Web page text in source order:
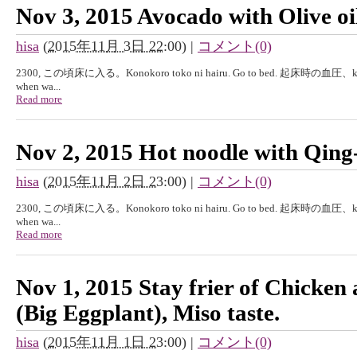
Nov 3, 2015 Avocado with Olive
hisa (2015年11月 3日 22:00) | コメント(0)
2300, この頃床に入る。Konokoro toko ni hairu. Go to bed. 起床時の血圧、
when wa...
Read more
Nov 2, 2015 Hot noodle with
hisa (2015年11月 2日 23:00) | コメント(0)
2300, この頃床に入る。Konokoro toko ni hairu. Go to bed. 起床時の血圧、
when wa...
Read more
Nov 1, 2015 Stay frier of Chicken
(Big Eggplant), Miso taste.
hisa (2015年11月 1日 23:00) | コメント(0)